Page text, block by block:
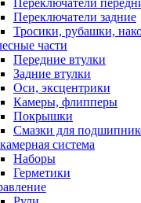
Переключатели
Переключатели задние
Тросики, рубашки,
части
Передние втулки
Задние втулки
Оси, эксцентрики
Камеры, флипперы
Покрышки
Смазки для
система
Наборы
Герметики